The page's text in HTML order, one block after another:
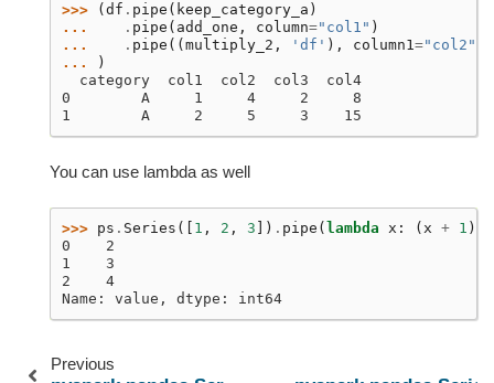
>>> ( df . pipe ( keep_category_a )
...
. pipe ( add_one , column="col1" )
...
. pipe (( multiply_2 , 'df' ), column1="col2"
...
)
  category  col1  col2  col3  col4
0        A     1     4     2     8
1        A     2     5     3    15
You can use lambda as well
>>> ps . Series ([ 1 , 2 , 3 ]) . pipe (lambda x : ( x + 1 )
0    2
1    3
2    4
Name: value, dtype: int64
Previous